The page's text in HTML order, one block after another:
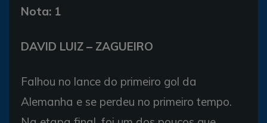
Nota: 1
DAVID LUIZ – ZAGUEIRO
Falhou no lance do primeiro gol da
Alemanha e se perdeu no primeiro tempo.